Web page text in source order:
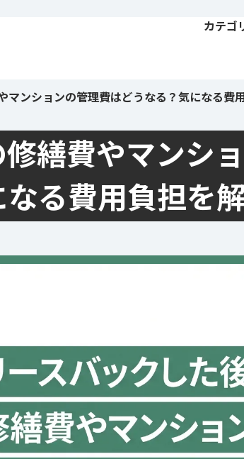
カテゴ
マンションの管理費はどうなる？気になる費
繕費やマンシ
る費用負担を